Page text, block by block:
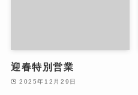
迎春特別営業
2025年12月29日